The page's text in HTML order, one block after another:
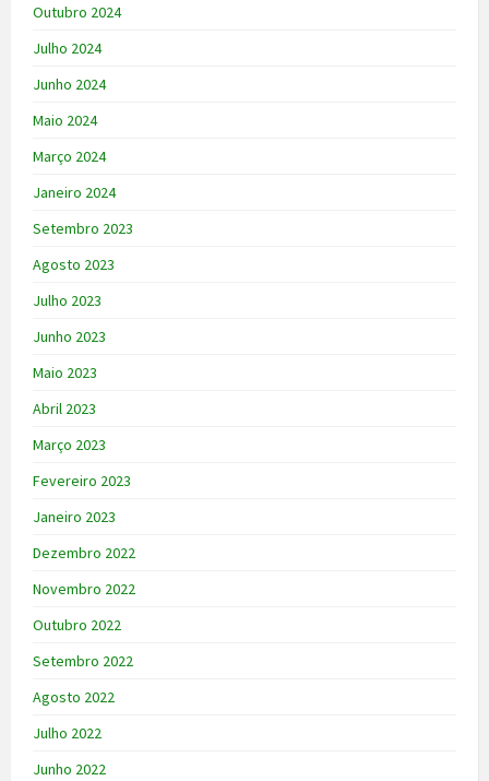
Outubro 2024
Julho 2024
Junho 2024
Maio 2024
Março 2024
Janeiro 2024
Setembro 2023
Agosto 2023
Julho 2023
Junho 2023
Maio 2023
Abril 2023
Março 2023
Fevereiro 2023
Janeiro 2023
Dezembro 2022
Novembro 2022
Outubro 2022
Setembro 2022
Agosto 2022
Julho 2022
Junho 2022